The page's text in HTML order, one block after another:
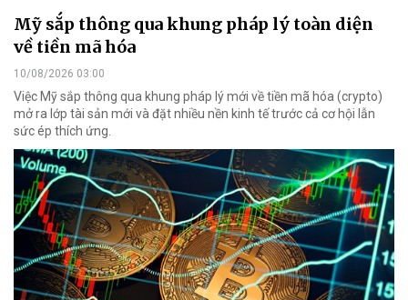
Mỹ sắp thông qua khung pháp lý toàn diện
về tiền mã hóa
10/08/2026 03:00
Việc Mỹ sắp thông qua khung pháp lý mới về tiền mã hóa (crypto)
mở ra lớp tài sản mới và đặt nhiều nền kinh tế trước cả cơ hội lẫn
sức ép thích ứng.